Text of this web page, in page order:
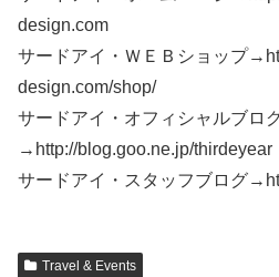
design.com
サードアイ・ＷＥＢショップ
design.com/shop/
サードアイ・オフィシャルブロ
→http://blog.goo.ne.jp/thirdeyear
サードアイ・スタッフブログ
Travel & Events